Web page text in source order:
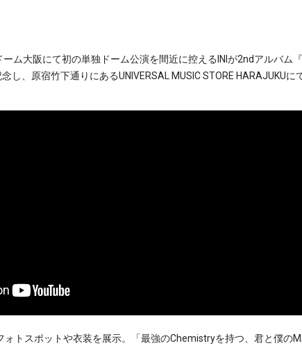
ム大阪にて初の単独ドーム公演を間近に控えるINIが2ndアルバム
し、原宿竹下通りにあるUNIVERSAL MUSIC STORE HARAJUKU
ォトスポットや衣装を展示。「最強のChemistryを持つ、君と僕の